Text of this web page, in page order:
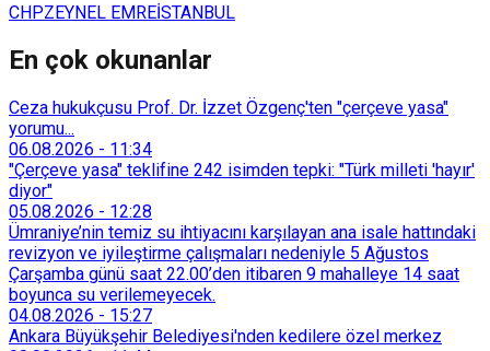
CHPZEYNEL EMREİSTANBUL
En çok okunanlar
Ceza hukukçusu Prof. Dr. İzzet Özgenç'ten "çerçeve yasa"
yorumu...
06.08.2026 - 11:34
"Çerçeve yasa" teklifine 242 isimden tepki: "Türk milleti 'hayır'
diyor"
05.08.2026 - 12:28
Ümraniye’nin temiz su ihtiyacını karşılayan ana isale hattındaki
revizyon ve iyileştirme çalışmaları nedeniyle 5 Ağustos
Çarşamba günü saat 22.00’den itibaren 9 mahalleye 14 saat
boyunca su verilemeyecek.
04.08.2026 - 15:27
Ankara Büyükşehir Belediyesi'nden kedilere özel merkez